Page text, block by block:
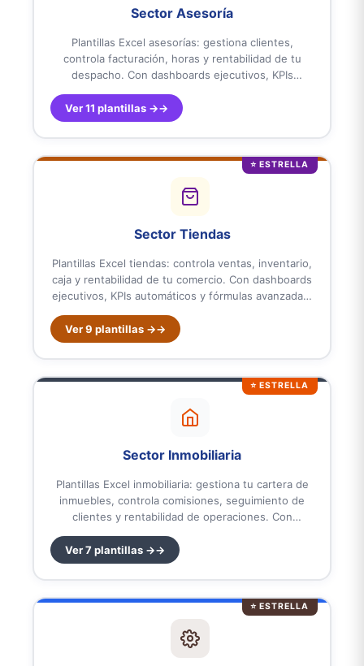
Sector Asesoría
Plantillas Excel asesorías: gestiona clientes,
controla facturación, horas y rentabilidad de tu
despacho. Con dashboards ejecutivos, KPIs
asesorías, gestorías y despachos profesionales en
España y Latinoamérica. Listas para usar.
Ver 11 plantillas →
⭐ ESTRELLA
Sector Tiendas
Plantillas Excel tiendas: controla ventas, inventario,
caja y rentabilidad de tu comercio. Con dashboards
ejecutivos, KPIs automáticos y fórmulas avanzadas.
negocios retail en España y Latinoamérica. Listas
para usar.
Ver 9 plantillas →
⭐ ESTRELLA
Sector Inmobiliaria
Plantillas Excel inmobiliaria: gestiona tu cartera de
inmuebles, controla comisiones, seguimiento de
clientes y rentabilidad de operaciones. Con
avanzadas. Diseñadas para agencias inmobiliarias y
agentes independientes en España y
Latinoamérica. Listas para usar.
Ver 7 plantillas →
⭐ ESTRELLA